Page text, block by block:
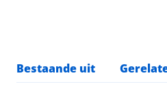
Bestaande uit